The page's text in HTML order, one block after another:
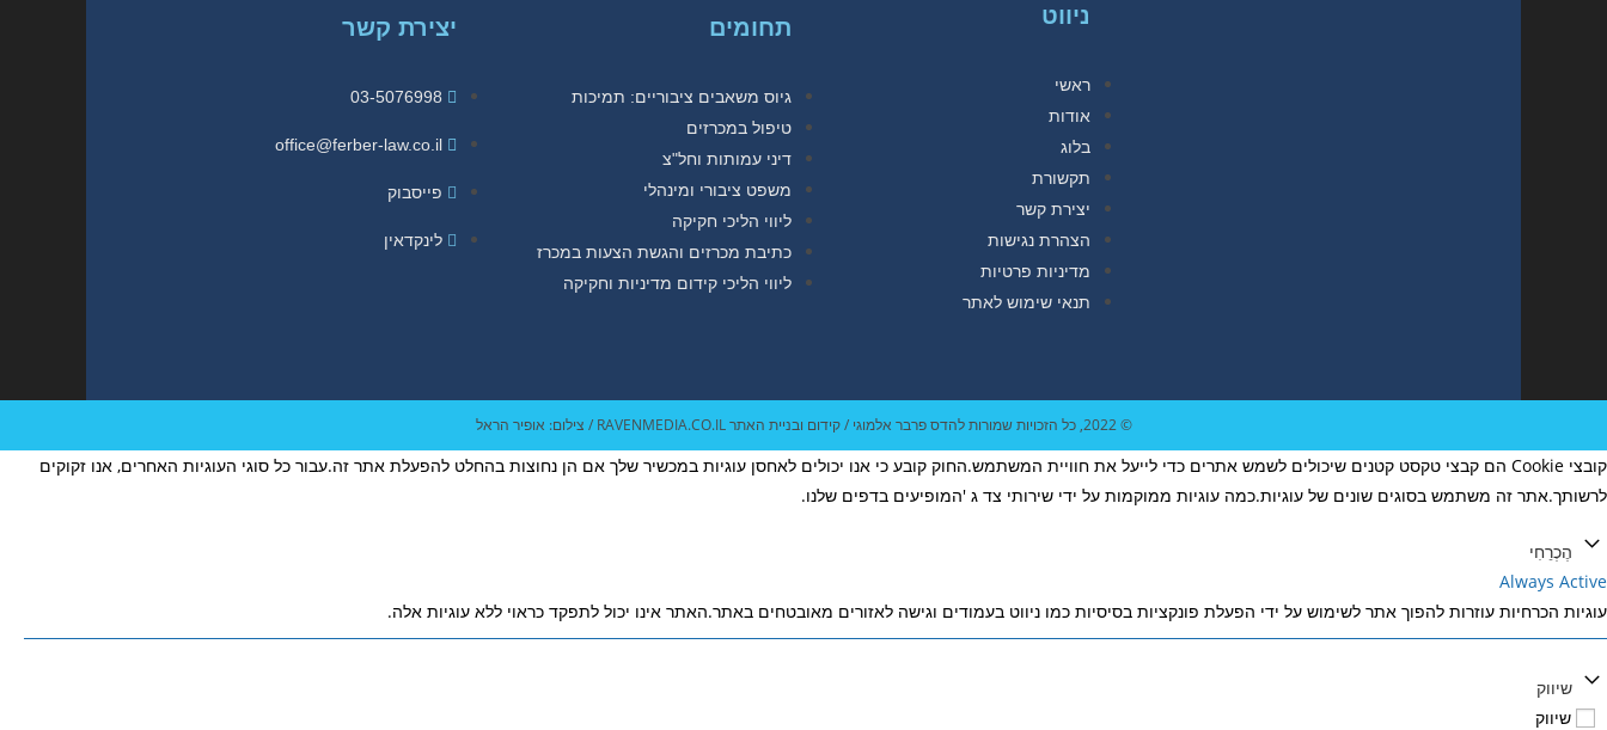
ניווט
ראשי
אודות
בלוג
תקשורת
יצירת קשר
הצהרת נגישות
מדיניות פרטיות
תנאי שימוש לאתר
תחומים
גיוס משאבים ציבוריים: תמיכות
טיפול במכרזים
דיני עמותות וחל"צ
משפט ציבורי ומינהלי
ליווי הליכי חקיקה
כתיבת מכרזים והגשת הצעות במכרז
ליווי הליכי קידום מדיניות וחקיקה
יצירת קשר
03-5076998
office@ferber-law.co.il
פייסבוק
לינקדאין
© 2022, כל הזכויות שמורות להדס פרבר אלמוגי / קידום ובניית האתר RAVENMEDIA.CO.IL / צילום: אופיר הראל
קובצי Cookie הם קבצי טקסט קטנים שיכולים לשמש אתרים כדי לייעל את חוויית המשתמש.החוק קובע כי אנו יכולים לאחסן עוגיות במכשיר שלך אם הן נחוצות בהחלט להפעלת אתר זה.עבור כל סוגי העוגיות האחרים, אנו זקוקים
לרשותך.אתר זה משתמש בסוגים שונים של עוגיות.כמה עוגיות ממוקמות על ידי שירותי צד ג 'המופיעים בדפים שלנו.
הֶכְרֵחִי
Always Active
עוגיות הכרחיות עוזרות להפוך אתר לשימוש על ידי הפעלת פונקציות בסיסיות כמו ניווט בעמודים וגישה לאזורים מאובטחים באתר.האתר אינו יכול לתפקד כראוי ללא עוגיות אלה.
שיווק
שיווק